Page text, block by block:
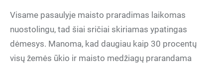
Visame pasaulyje maisto praradimas laikomas
nuostolingu, tad šiai sričiai skiriamas ypatingas
dėmesys. Manoma, kad daugiau kaip 30 procentų
visų žemės ūkio ir maisto medžiagų prarandama